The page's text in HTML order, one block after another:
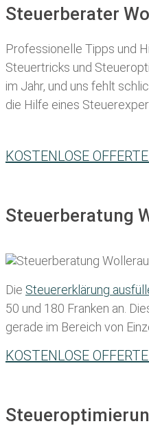
Steuerberater
Professionelle Tipps und
Steuertricks und
im Jahr, und uns fehlt
die Hilfe eines
KOSTENLOSE
Steuerberatung
Die Steuererklärung
50 und 180 Franken an.
gerade im Bereich von
KOSTENLOSE